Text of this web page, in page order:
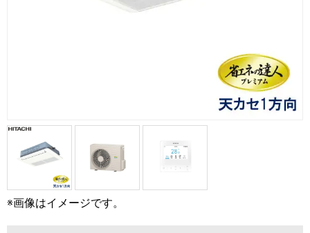
※画像はイメージです。